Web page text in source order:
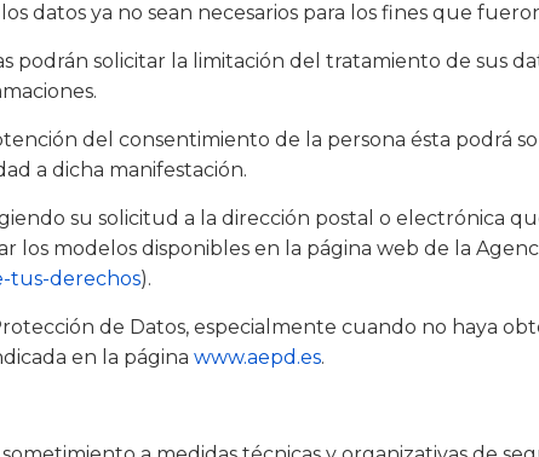
datos ya no sean necesarios para los fines que
podrán solicitar la limitación del tratamiento de sus
del consentimiento de la persona ésta podrá
a dicha manifestación.
su solicitud a la dirección postal o electrónica
modelos disponibles en la página web de la
tus-derechos).
de Datos, especialmente cuando no haya
en la página www.aepd.es.